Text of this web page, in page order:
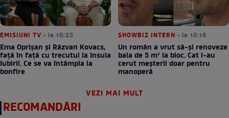
EMISIUNI TV • la 10:25
Ema Oprișan și Răzvan Kovacs,
față în față cu trecutul la Insula
Iubirii. Ce se va întâmpla la
bonfire
SHOWBIZ INTERN • la 10:16
Un român a vrut să-și renoveze
baia de 5 m² la bloc. Cat i-au
cerut meșterii doar pentru
manoperă
VEZI MAI MULT
RECOMANDĂRI